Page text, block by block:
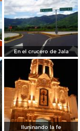
En el crucero de Jala
Iluninando la fe